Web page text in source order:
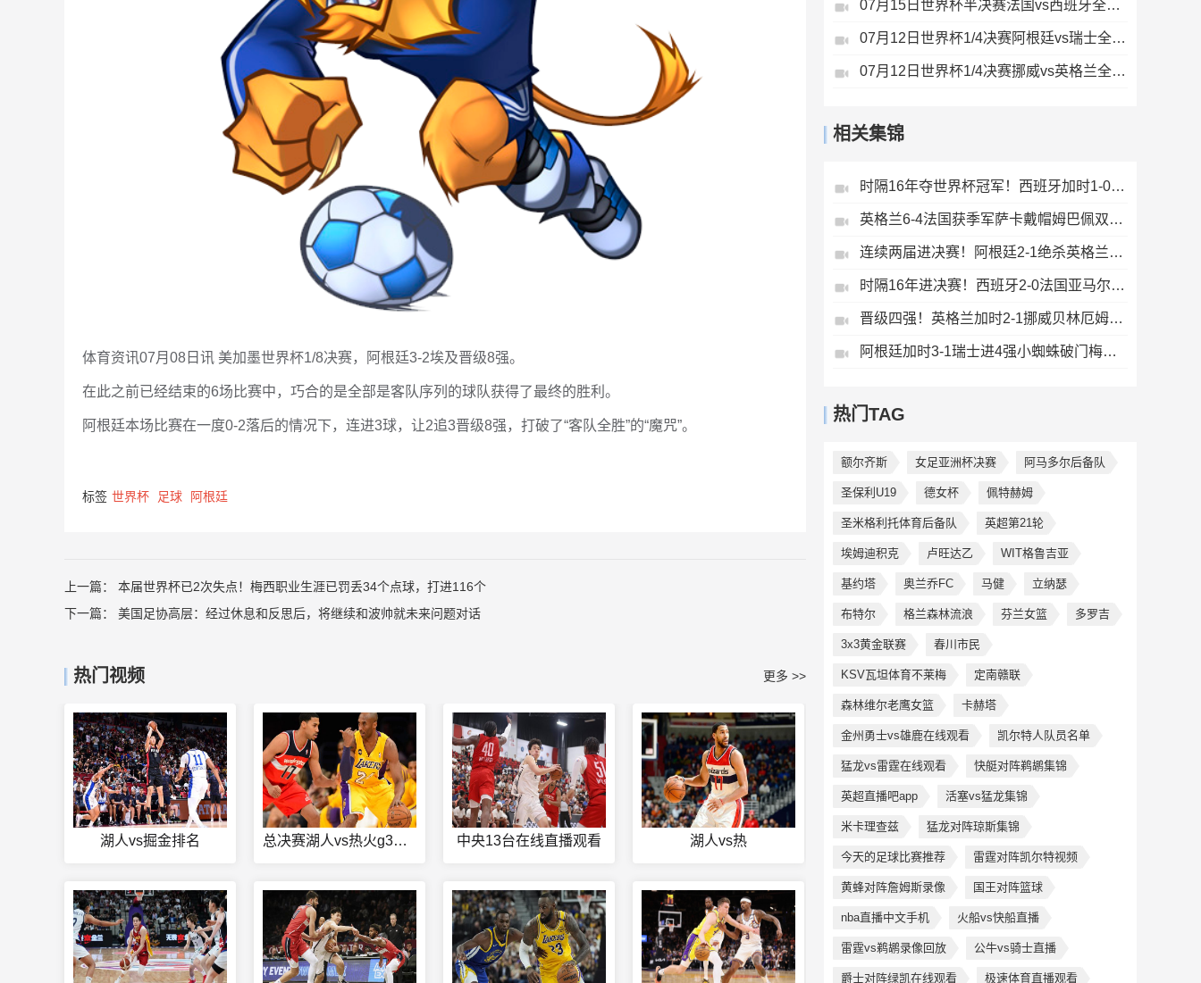
体育资讯07月08日讯 美加墨世界杯1/8决赛，阿根廷3-2埃及晋级8强。
在此之前已经结束的6场比赛中，巧合的是全部是客队序列的球队获得了最终的胜利。
阿根廷本场比赛在一度0-2落后的情况下，连进3球，让2追3晋级8强，打破了“客队全胜”的“魔咒”。
标签 世界杯 足球 阿根廷
上一篇： 本届世界杯已2次失点！梅西职业生涯已罚丢34个点球，打进116个
下一篇： 美国足协高层：经过休息和反思后，将继续和波帅就未来问题对话
热门视频 更多 >>
湖人vs掘金排名 总决赛湖人vs热火g3锦集 中央13台在线直播观看 湖人vs热
07月15日世界杯半决赛法国vs西班牙全场录像
07月12日世界杯1/4决赛阿根廷vs瑞士全场录像
07月12日世界杯1/4决赛挪威vs英格兰全场录像
相关集锦
时隔16年夺世界杯冠军！西班牙加时1-0阿根廷费兰制胜恩佐染红
英格兰6-4法国获季军萨卡戴帽姆巴佩双响创纪录奥利塞2助+失良机
连续两届进决赛！阿根廷2-1绝杀英格兰劳塔罗恩佐破门梅西两助攻
时隔16年进决赛！西班牙2-0法国亚马尔造点奥亚萨瓦尔、波罗破门
晋级四强！英格兰加时2-1挪威贝林厄姆连场双响谢尔德鲁普破门
阿根廷加时3-1瑞士进4强小蜘蛛破门梅西助攻麦卡恩博洛假摔染红
热门TAG
额尔齐斯 女足亚洲杯决赛 阿马多尔后备队
圣保利U19 德女杯 佩特赫姆
圣米格利托体育后备队 英超第21轮
埃姆迪积克 卢旺达乙 WIT格鲁吉亚
基约塔 奥兰乔FC 马健 立纳瑟
布特尔 格兰森林流浪 芬兰女篮 多罗吉
3x3黄金联赛 春川市民
KSV瓦坦体育不莱梅 定南赣联
森林维尔老鹰女篮 卡赫塔
金州勇士vs雄鹿在线观看 凯尔特人队员名单
猛龙vs雷霆在线观看 快艇对阵鹈鹕集锦
英超直播吧app 活塞vs猛龙集锦
米卡理查兹 猛龙对阵琼斯集锦
今天的足球比赛推荐 雷霆对阵凯尔特视频
黄蜂对阵詹姆斯录像 国王对阵篮球
nba直播中文手机 火船vs快船直播
雷霆vs鹈鹕录像回放 公牛vs骑士直播
爵士对阵绿凯在线观看 极速体育直播观看